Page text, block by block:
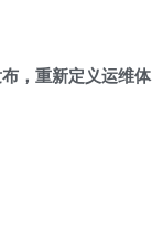
，重新定义运维体